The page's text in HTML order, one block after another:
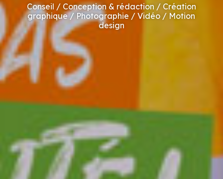
Conseil / Conception & rédaction / Création
graphique / Photographie / Vidéo / Motion
design